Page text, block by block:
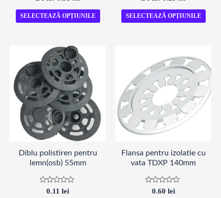
0
din
5
SELECTEAZĂ OPȚIUNILE
0
din
5
SELECTEAZĂ OPȚIUNILE
Diblu polistiren pentru
lemn(osb) 55mm
Evaluat
0.11 lei
Flansa pentru izolatie cu
vata TDXP 140mm
Evaluat
0.60 lei